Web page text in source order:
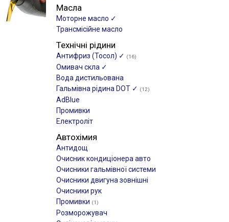
Масла
Моторне масло ✓
Трансмісійне масло
Технічні рідини
Антифриз (Тосол) ✓ (16)
Омивач скла ✓
Вода дистильована
Гальмівна рідина DOT ✓ (12)
AdBlue
Промивки
Електроліт
Автохімия
Антидощ
Очисник кондиціонера авто
Очисники гальмівної системи
Очисники двигуна зовнішні
Очисники рук
Промивки (1)
Розморожувач